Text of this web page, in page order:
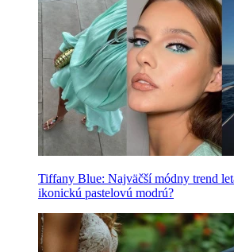
Tiffany Blue: Najväčší módny trend
ikonickú pastelovú modrú?